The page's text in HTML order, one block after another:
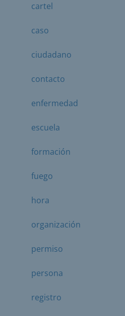
cartel
caso
ciudadano
contacto
enfermedad
escuela
formación
fuego
hora
organización
permiso
persona
registro